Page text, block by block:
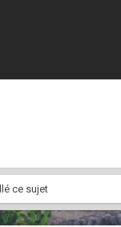
ce sujet